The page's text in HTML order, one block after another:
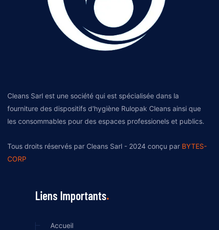
Cleans Sarl est une société qui est spécialisée dans la
fourniture des dispositifs d'hygiène Rulopak Cleans ainsi que
les consommables pour des espaces professionels et publics.
Tous droits réservés par Cleans Sarl - 2024 conçu par BYTES-
CORP
Liens Importants
Accueil